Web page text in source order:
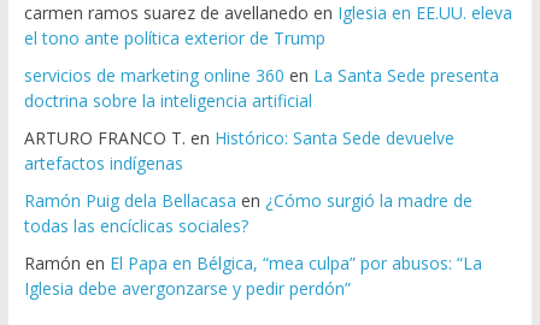
carmen ramos suarez de avellanedo en Iglesia en EE.UU. eleva
el tono ante política exterior de Trump
servicios de marketing online 360 en La Santa Sede presenta
doctrina sobre la inteligencia artificial
ARTURO FRANCO T. en Histórico: Santa Sede devuelve
artefactos indígenas
Ramón Puig dela Bellacasa en ¿Cómo surgió la madre de
todas las encíclicas sociales?
Ramón en El Papa en Bélgica, “mea culpa” por abusos: “La
Iglesia debe avergonzarse y pedir perdón”